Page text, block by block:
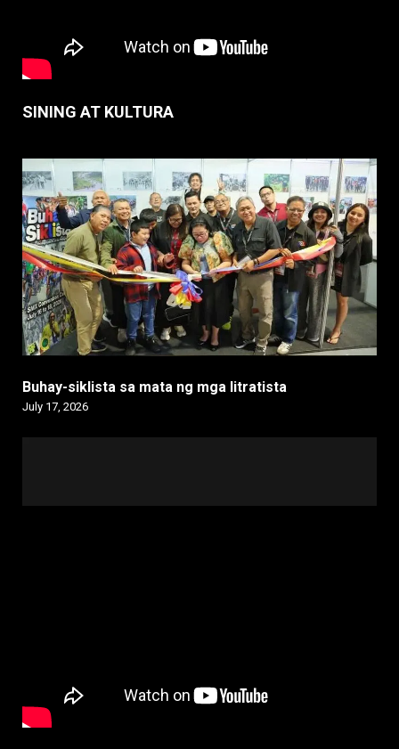
SINING AT KULTURA
Buhay-siklista sa mata ng mga litratista
July 17, 2026